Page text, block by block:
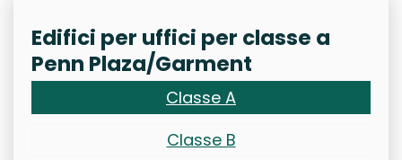
Edifici per uffici per classe a
Penn Plaza/Garment
Classe A
Classe B